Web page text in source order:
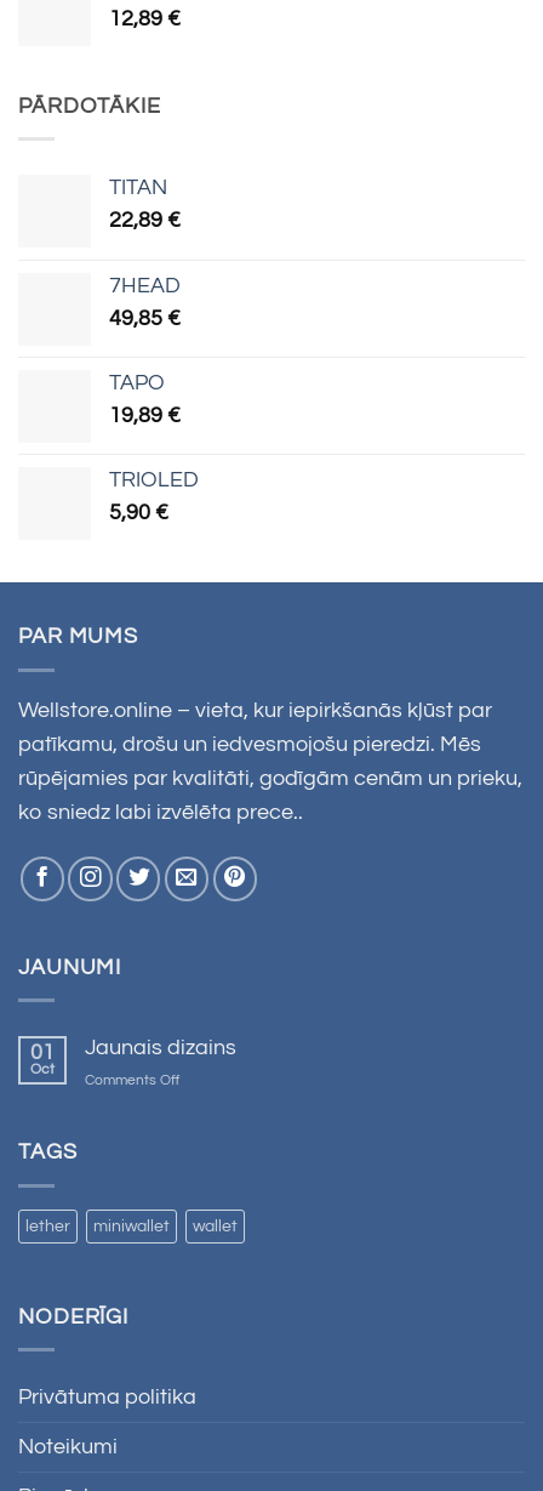
12,89 €
PĀRDOTĀKIE
TITAN
22,89 €
7HEAD
49,85 €
TAPO
19,89 €
TRIOLED
5,90 €
PAR MUMS
Wellstore.online – vieta, kur iepirkšanās kļūst par
patīkamu, drošu un iedvesmojošu pieredzi. Mēs
rūpējamies par kvalitāti, godīgām cenām un prieku,
ko sniedz labi izvēlēta prece..
JAUNUMI
01
Oct
Jaunais dizains
Comments Offon
TAGS
lether miniwallet wallet
NODERĪGI
Privātuma politika
Noteikumi